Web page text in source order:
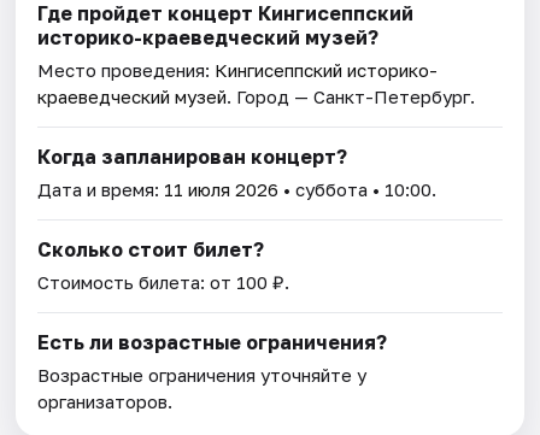
Где пройдет концерт Кингисеппский
историко-краеведческий музей?
Место проведения: Кингисеппский историко-
краеведческий музей. Город — Санкт-Петербург.
Когда запланирован концерт?
Дата и время: 11 июля 2026 • суббота • 10:00.
Сколько стоит билет?
Стоимость билета: от 100 ₽.
Есть ли возрастные ограничения?
Возрастные ограничения уточняйте у
организаторов.